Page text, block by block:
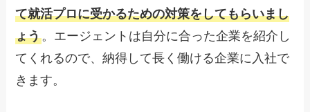
て就活プロに受かるための対策をしてもらいまし
ょう。エージェントは自分に合った企業を紹介し
てくれるので、納得して長く働ける企業に入社で
きます。